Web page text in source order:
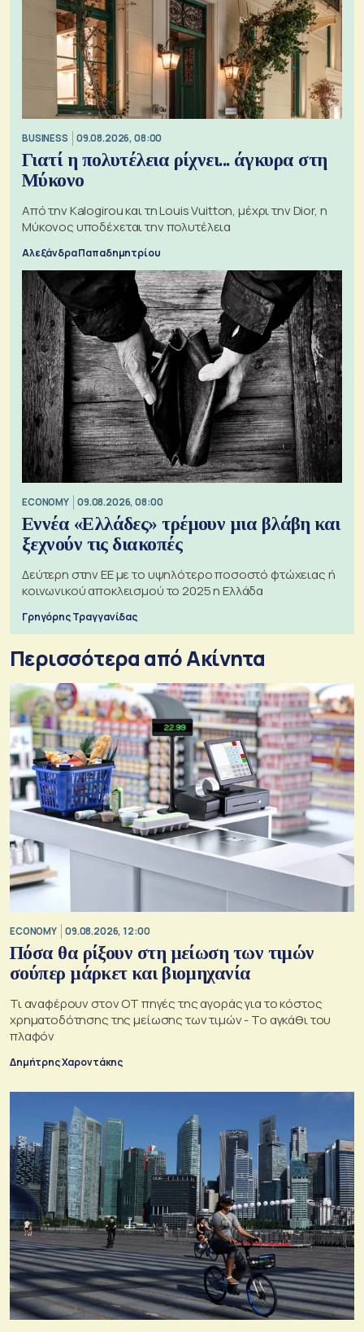
BUSINESS 09.08.2026, 08:00
Γιατί η πολυτέλεια ρίχνει... άγκυρα στη
Μύκονο
Από την Kalogirou και τη Louis Vuitton, μέχρι την Dior, η
Μύκονος υποδέχεται την πολυτέλεια
Αλεξάνδρα Παπαδημητρίου
ECONOMY 09.08.2026, 08:00
Εννέα «Ελλάδες» τρέμουν μια βλάβη και
ξεχνούν τις διακοπές
Δεύτερη στην ΕΕ με το υψηλότερο ποσοστό φτώχειας ή
κοινωνικού αποκλεισμού το 2025 η Ελλάδα
Γρηγόρης Τραγγανίδας
Περισσότερα από Ακίνητα
ECONOMY 09.08.2026, 12:00
Πόσα θα ρίξουν στη μείωση των τιμών
σούπερ μάρκετ και βιομηχανία
Τι αναφέρουν στον ΟΤ πηγές της αγοράς για το κόστος
χρηματοδότησης της μείωσης των τιμών - Το αγκάθι του
πλαφόν
Δημήτρης Χαροντάκης